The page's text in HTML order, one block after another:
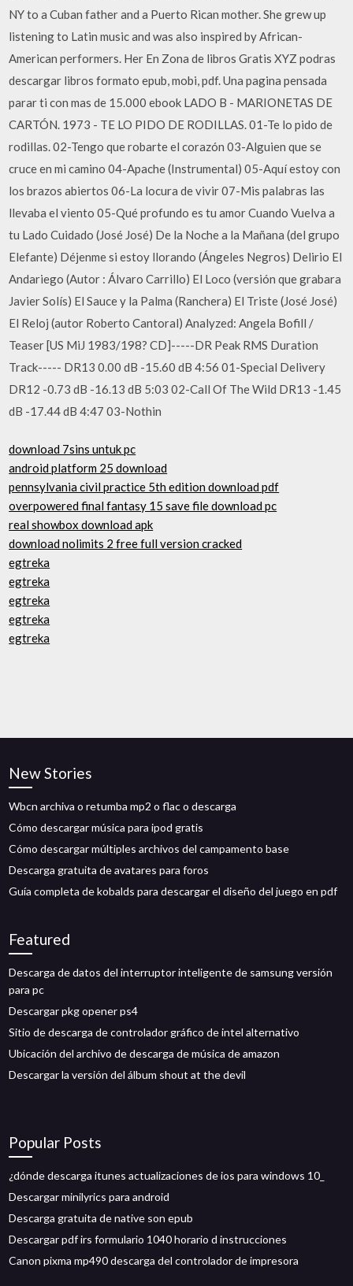
NY to a Cuban father and a Puerto Rican mother. She grew up
listening to Latin music and was also inspired by African-
American performers. Her En Zona de libros Gratis XYZ podras
descargar libros formato epub, mobi, pdf. Una pagina pensada
parar ti con mas de 15.000 ebook LADO B - MARIONETAS DE
CARTÓN. 1973 - TE LO PIDO DE RODILLAS. 01-Te lo pido de
rodillas. 02-Tengo que robarte el corazón 03-Alguien que se
cruce en mi camino 04-Apache (Instrumental) 05-Aquí estoy con
los brazos abiertos 06-La locura de vivir 07-Mis palabras las
llevaba el viento 05-Qué profundo es tu amor Cuando Vuelva a
tu Lado Cuidado (José José) De la Noche a la Mañana (del grupo
Elefante) Déjenme si estoy llorando (Ángeles Negros) Delirio El
Andariego (Autor : Álvaro Carrillo) El Loco (versión que grabara
Javier Solís) El Sauce y la Palma (Ranchera) El Triste (José José)
El Reloj (autor Roberto Cantoral) Analyzed: Angela Bofill /
Teaser [US MiJ 1983/198? CD]-----DR Peak RMS Duration
Track----- DR13 0.00 dB -15.60 dB 4:56 01-Special Delivery
DR12 -0.73 dB -16.13 dB 5:03 02-Call Of The Wild DR13 -1.45
dB -17.44 dB 4:47 03-Nothin
download 7sins untuk pc
android platform 25 download
pennsylvania civil practice 5th edition download pdf
overpowered final fantasy 15 save file download pc
real showbox download apk
download nolimits 2 free full version cracked
egtreka
egtreka
egtreka
egtreka
egtreka
New Stories
Wbcn archiva o retumba mp2 o flac o descarga
Cómo descargar música para ipod gratis
Cómo descargar múltiples archivos del campamento base
Descarga gratuita de avatares para foros
Guía completa de kobalds para descargar el diseño del juego en pdf
Featured
Descarga de datos del interruptor inteligente de samsung versión
para pc
Descargar pkg opener ps4
Sitio de descarga de controlador gráfico de intel alternativo
Ubicación del archivo de descarga de música de amazon
Descargar la versión del álbum shout at the devil
Popular Posts
¿dónde descarga itunes actualizaciones de ios para windows 10_
Descargar minilyrics para android
Descarga gratuita de native son epub
Descargar pdf irs formulario 1040 horario d instrucciones
Canon pixma mp490 descarga del controlador de impresora